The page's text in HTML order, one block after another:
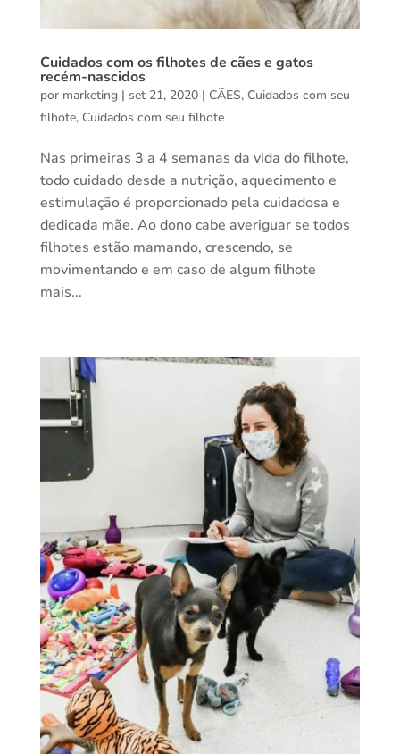
Cuidados com os filhotes de cães e gatos
recém-nascidos
por marketing| set 21, 2020| CÃES, Cuidados com seu
filhote, Cuidados com seu filhote
Nas primeiras 3 a 4 semanas da vida do filhote,
todo cuidado desde a nutrição, aquecimento e
estimulação é proporcionado pela cuidadosa e
dedicada mãe. Ao dono cabe averiguar se todos
filhotes estão mamando, crescendo, se
movimentando e em caso de algum filhote
mais...